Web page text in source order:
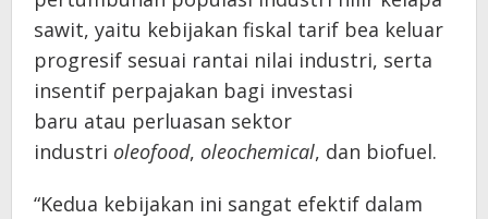
sawit, yaitu kebijakan fiskal tarif bea keluar
progresif sesuai rantai nilai industri, serta
insentif perpajakan bagi investasi
baru atau perluasan sektor
industri oleofood, oleochemical, dan biofuel.
“Kedua kebijakan ini sangat efektif dalam